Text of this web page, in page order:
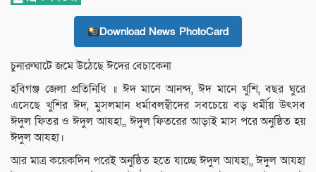
Download News PhotoCard
চুনারুঘাটে জমে উঠেছে ঈদের বেচাকেনা
হবিগঞ্জ জেলা প্রতিনিধি ॥ ঈদ মানে আনন্দ, ঈদ মানে খুশি, বছর ঘুরে
এসেছে খুশির ঈদ, মুসলমান ধর্মাবলম্বীদের সবচেয়ে বড় ধর্মীয় উৎসব
ঈদুল ফিতর ও ঈদুল আযহা,, ঈদুল ফিতরের আড়াই মাস পরে অনুষ্ঠিত হয়
ঈদুল আযহা।
আর মাত্র কয়েকদিন পরেই অনুষ্ঠিত হতে যাচ্ছে ঈদুল আযহা,, ঈদুল আযহা